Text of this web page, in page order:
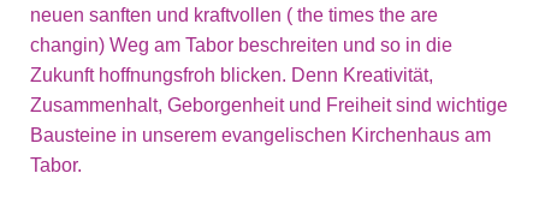
neuen sanften und kraftvollen ( the times the are
changin) Weg am Tabor beschreiten und so in die
Zukunft hoffnungsfroh blicken. Denn Kreativität,
Zusammenhalt, Geborgenheit und Freiheit sind wichtige
Bausteine in unserem evangelischen Kirchenhaus am
Tabor.